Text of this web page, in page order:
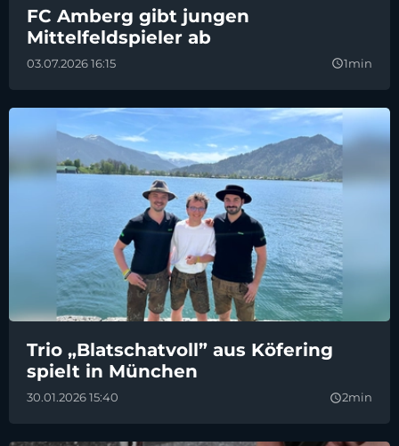
FC Amberg gibt jungen
Mittelfeldspieler ab
03.07.2026 16:15 query_builder1min
Trio „Blatschatvoll” aus Köfering
spielt in München
30.01.2026 15:40 query_builder2min